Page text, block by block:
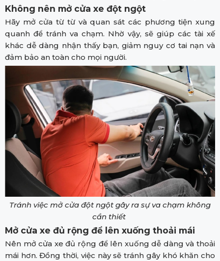
Không nên mở cửa xe đột ngột
Hãy mở cửa từ từ và quan sát các phương tiện xung
quanh để tránh va chạm. Nhờ vậy, sẽ giúp các tài xế
khác dễ dàng nhận thấy bạn, giảm nguy cơ tai nạn và
đảm bảo an toàn cho mọi người.
Tránh việc mở cửa đột ngột gây ra sự va chạm không
cần thiết
Mở cửa xe đủ rộng để lên xuống thoải mái
Nên mở cửa xe đủ rộng để lên xuống dễ dàng và thoải
mái hơn. Đồng thời, việc này sẽ tránh gây khó khăn cho